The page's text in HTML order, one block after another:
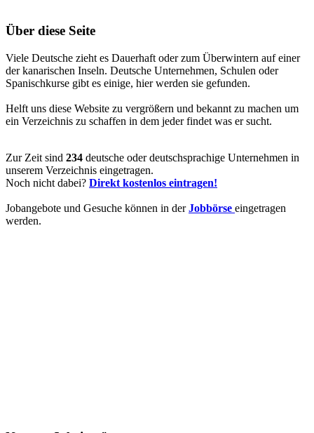
Über diese Seite
Viele Deutsche zieht es Dauerhaft oder zum Überwintern auf einer
der kanarischen Inseln. Deutsche Unternehmen, Schulen oder
Spanischkurse gibt es einige, hier werden sie gefunden.
Helft uns diese Website zu vergrößern und bekannt zu machen um
ein Verzeichnis zu schaffen in dem jeder findet was er sucht.
Zur Zeit sind 234 deutsche oder deutschsprachige Unternehmen in
unserem Verzeichnis eingetragen.
Noch nicht dabei? Direkt kostenlos eintragen!
Jobangebote und Gesuche können in derJobbörse eingetragen
werden.